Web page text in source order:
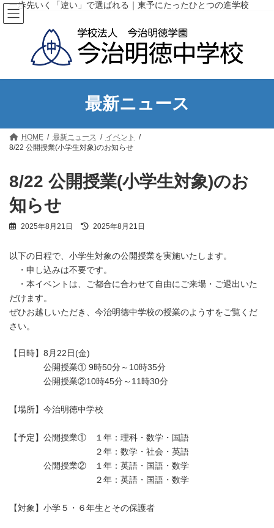
コ
ン
テ
キ
ナ
ビ
ゲ
に
一歩先いく「違い」で選ばれる｜東予にたったひとつの進学校
最新ニュース
HOME 最新ニュース
イベント
8/22 公開授業(小学生対象)のお知らせ
8/22 公開授業(小学生対象)のお
知らせ
2025年8月21日
最
新
日
時
:
2025年8月21日
以下の日程で、小学生対象の公開授業を実施いたします。
・申し込みは不要です。
・本イベントは、ご都合に合わせて自由にご来場・ご退出いた
だけます。
ぜひお越しいただき、今治明徳中学校の授業のようすをご覧くだ
さい。
【日時】8月22日(金)
公開授業① 9時50分～10時35分
公開授業②10時45分～11時30分
【場所】今治明徳中学校
【予定】公開授業① １年：理科・数学・国語
２年：数学・社会・英語
公開授業② １年：英語・国語・数学
２年：英語・国語・数学
【対象】小学５・６年生とその保護者